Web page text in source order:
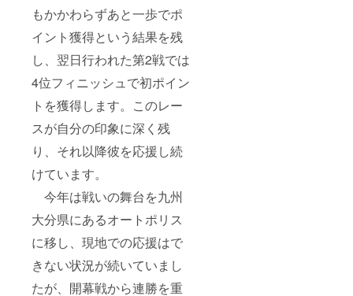
もかかわらずあと一歩でポ
イント獲得という結果を残
し、翌日行われた第2戦では
4位フィニッシュで初ポイン
トを獲得します。このレー
スが自分の印象に深く残
り、それ以降彼を応援し続
けています。
今年は戦いの舞台を九州
大分県にあるオートポリス
に移し、現地での応援はで
きない状況が続いていまし
たが、開幕戦から連勝を重